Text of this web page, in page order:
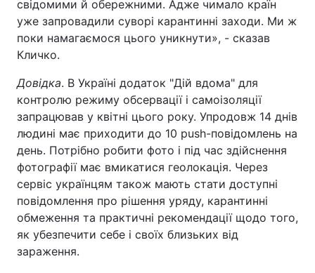
свідомими й обережними. Адже чимало країн
уже запровадили суворі карантинні заходи. Ми ж
поки намагаємося цього уникнути», - сказав
Кличко.
Довідка. В Україні додаток "Дій вдома" для
контролю режиму обсервації і самоізоляції
запрацював у квітні цього року. Упродовж 14 днів
людині має приходити до 10 push-повідомлень на
день. Потрібно робити фото і під час здійснення
фотографії має вмикатися геолокація. Через
сервіс українцям також мають стати доступні
повідомлення про рішення уряду, карантинні
обмеження та практичні рекомендації щодо того,
як убезпечити себе і своїх близьких від
зараження.